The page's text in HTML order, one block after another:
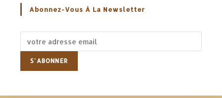
Abonnez-Vous À La Newsletter